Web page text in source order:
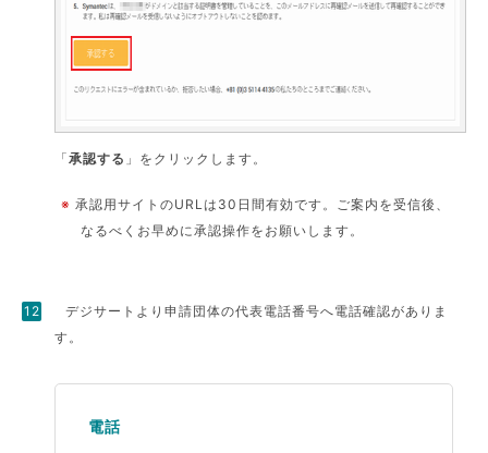
「承認する 」をクリックします。
※承認用サイトのURLは30日間有効です。ご案内を受信後、
なるべくお早めに承認操作をお願いします。
デジサートより申請団体の代表電話番号へ電話確認がありま
す。
電話